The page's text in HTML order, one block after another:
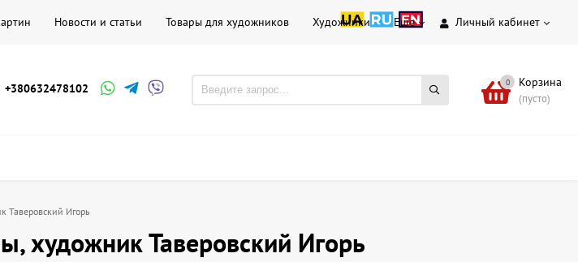
Личный кабинет
Новости и статьи Товары для художников Художники Еще
+380632478102 0 Корзина
(пусто)
Таверовский Игорь
художник Таверовский Игорь